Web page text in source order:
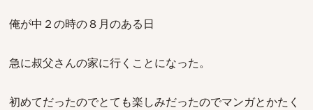
俺が中２の時の８月のある日
急に叔父さんの家に行くことになった。
初めてだったのでとても楽しみだったのでマンガとかたく